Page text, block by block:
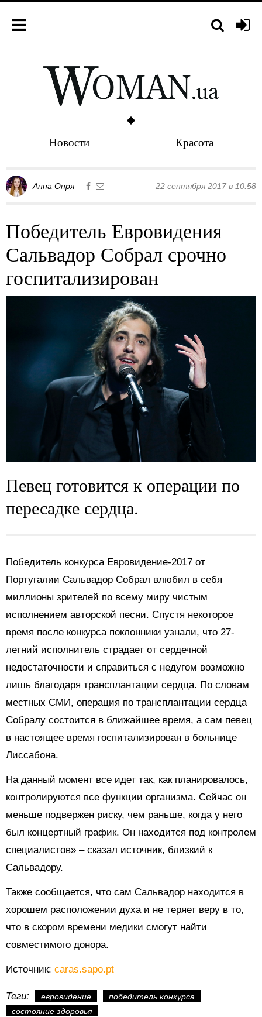
Новости Красота
Анна Опря 22 сентября 2017 в 10:58
Победитель Евровидения
Сальвадор Собрал срочно
госпитализирован
Певец готовится к операции по
пересадке сердца.
Победитель конкурса Евровидение-2017 от
Португалии Сальвадор Собрал влюбил в себя
миллионы зрителей по всему миру чистым
исполнением авторской песни. Спустя некоторое
время после конкурса поклонники узнали, что 27-
летний исполнитель страдает от сердечной
недостаточности и справиться с недугом возможно
лишь благодаря трансплантации сердца. По словам
местных СМИ, операция по трансплантации сердца
Собралу состоится в ближайшее время, а сам певец
в настоящее время госпитализирован в больнице
Лиссабона.
На данный момент все идет так, как планировалось,
контролируются все функции организма. Сейчас он
меньше подвержен риску, чем раньше, когда у него
был концертный график. Он находится под контролем
специалистов» – сказал источник, близкий к
Сальвадору.
Также сообщается, что сам Сальвадор находится в
хорошем расположении духа и не теряет веру в то,
что в скором времени медики смогут найти
совместимого донора.
Источник: caras.sapo.pt
Теги: евровидение
победитель конкурса
состояние здоровья